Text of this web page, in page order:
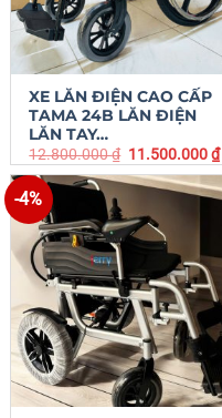
XE LĂN ĐIỆN CAO CẤP
TAMA 24B LĂN ĐIỆN
LĂN TAY…
12.800.000₫ 11.500.000₫
-4%